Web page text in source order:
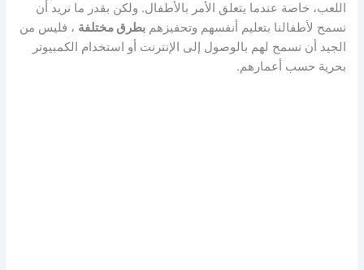
اللعب، خاصة عندما يتعلق الأمر بالأطفال. ولكن بقدر ما نريد أن
نسمح لأطفالنا بتعليم أنفسهم وتحفيزهمبطرق مختلفة ، فليس من
الجيد أن نسمح لهم بالوصول إلى الإنترنت أو استخدام الكمبيوتر
بحرية حسب أعمارهم.